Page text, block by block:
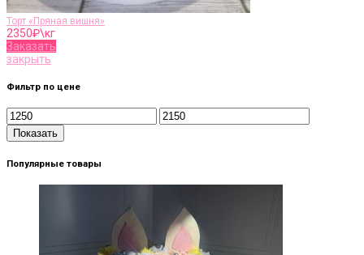
Торт «Пряная вишня»
2350₽\кг
Заказать
закрыть
Фильтр по цене
Показать
Популярные товары